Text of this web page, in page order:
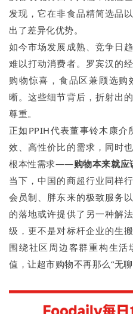
发现，它在非食品精简选品
出了差异化优势。
如今市场发展成熟、竞争日
难以打动消费者。罗宾汉的
购物惊喜，食品区兼顾选
晰。这些细节背后，折射出
尊重。
正如PPIH代表董事铃木康介
效、高性价比的需求，同时
根本性需求——购物本来就应
当下，中国的商超行业同样
会员制、胖东来的极致服务
的落地或许提供了另一种解
级，更不是对标杆企业的生
围绕社区周边客群重构生
值，让超市购物不再那么“无聊”